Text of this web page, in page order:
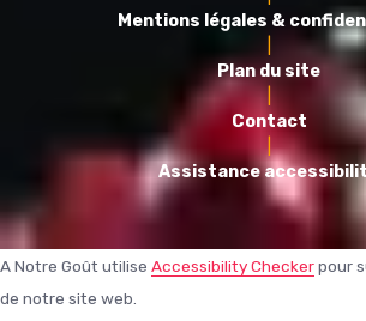
Mentions légales &
Plan du site
|
Contact
|
Assistance
A Notre Goût utilise Accessibility Checkerpour
de notre site web.